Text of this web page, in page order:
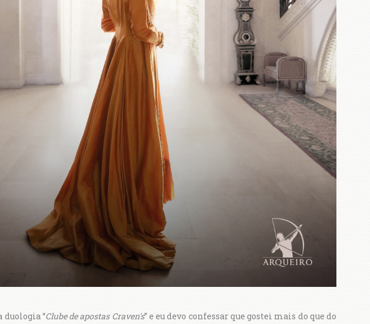
duologia “Clube de apostas Craven's” e eu devo confessar que gostei mais do que do